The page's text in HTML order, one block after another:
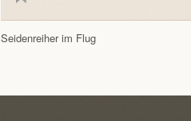
Seidenreiher im Flug